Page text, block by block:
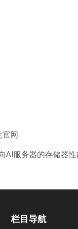
网
AI服务器的存储器
栏目导航